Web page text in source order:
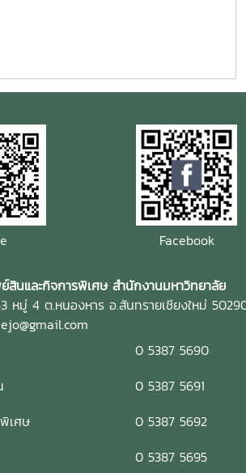
Facebook
สินและกิจการพิเศษ สำนักงานมหาวิทยาลัย
หมู่ 4 ต.หนองหาร อ.สันทรายเชียงใหม่
รการ
0 5387 5690
ารเงิน
0 5387 5691
ารพิเศษ
0 5387 5692
ระชุม
0 5387 5695